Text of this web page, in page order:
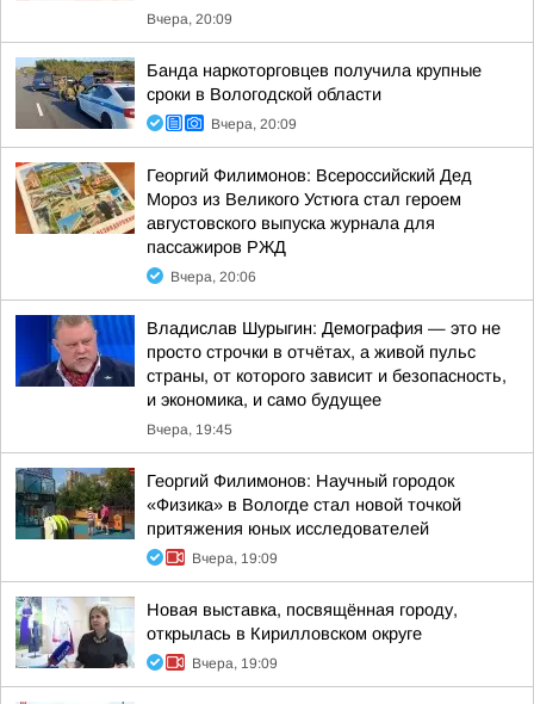
Вчера, 20:09
Банда наркоторговцев получила крупные
сроки в Вологодской области
Вчера, 20:09
Георгий Филимонов: Всероссийский Дед
Мороз из Великого Устюга стал героем
августовского выпуска журнала для
пассажиров РЖД
Вчера, 20:06
Владислав Шурыгин: Демография — это не
просто строчки в отчётах, а живой пульс
страны, от которого зависит и безопасность,
и экономика, и само будущее
Вчера, 19:45
Георгий Филимонов: Научный городок
«Физика» в Вологде стал новой точкой
притяжения юных исследователей
Вчера, 19:09
Новая выставка, посвящённая городу,
открылась в Кирилловском округе
Вчера, 19:09